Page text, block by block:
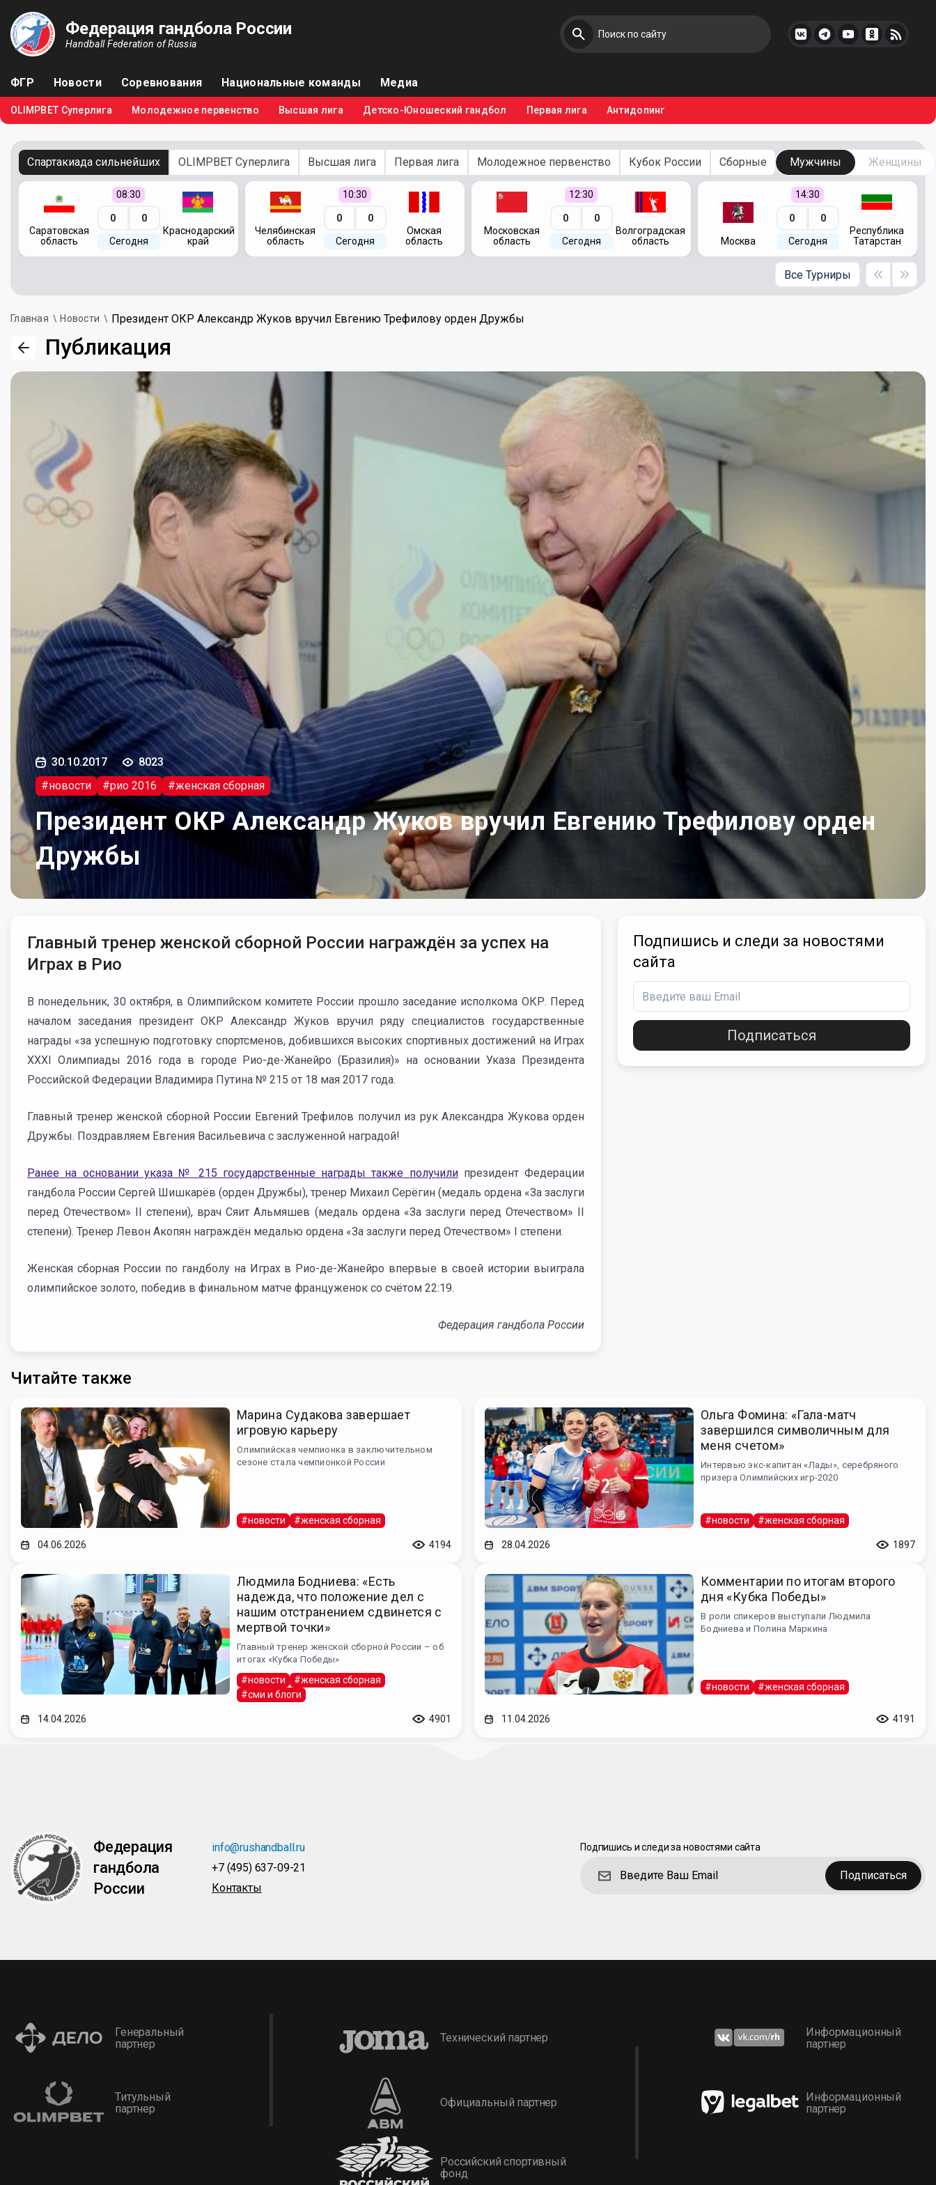
Федерация гандбола России
Handball Federation of Russia
ФГР Новости Соревнования Национальные команды Медиа
OLIMPBET Суперлига Молодежное первенство Высшая лига Детско-Юношеский гандбол Первая лига Антидопинг
Спартакиада сильнейших OLIMPBET Суперлига Высшая лига Первая лига Молодежное первенство Кубок России Сборные Мужчины Женщины
Саратовская
область
08:30
0 0
Сегодня
Краснодарский
край
Челябинская
область
10:30
0 0
Сегодня
Омская
область
Московская
область
12:30
0 0
Сегодня
Волгоградская
область
Москва
14:30
0 0
Сегодня
Республика
Татарстан
Все Турниры
Главная Новости Президент ОКР Александр Жуков вручил Евгению Трефилову орден Дружбы
Публикация
30.10.2017
8023
#новости
#рио 2016 #женская сборная
Президент ОКР Александр Жуков вручил Евгению Трефилову орден
Дружбы
Главный тренер женской сборной России награждён за успех на
Играх в Рио
В понедельник, 30 октября, в Олимпийском комитете России прошло заседание исполкома ОКР. Перед
началом заседания президент ОКР Александр Жуков вручил ряду специалистов государственные
награды «за успешную подготовку спортсменов, добившихся высоких спортивных достижений на Играх
XXXI Олимпиады 2016 года в городе Рио-де-Жанейро (Бразилия)» на основании Указа Президента
Российской Федерации Владимира Путина № 215 от 18 мая 2017 года.
Главный тренер женской сборной России Евгений Трефилов получил из рук Александра Жукова орден
Дружбы. Поздравляем Евгения Васильевича с заслуженной наградой!
Ранее на основании указа № 215 государственные награды также получилипрезидент Федерации
гандбола России Сергей Шишкарёв (орден Дружбы), тренер Михаил Серёгин (медаль ордена «За заслуги
перед Отечеством» II степени), врач Сяит Альмяшев (медаль ордена «За заслуги перед Отечеством» II
степени). Тренер Левон Акопян награждён медалью ордена «За заслуги перед Отечеством» I степени.
Женская сборная России по гандболу на Играх в Рио-де-Жанейро впервые в своей истории выиграла
олимпийское золото, победив в финальном матче француженок со счётом 22:19.
Федерация гандбола России
Подпишись и следи за новостями
сайта
Подписаться
Читайте также
Марина Судакова завершает
игровую карьеру
Олимпийская чемпионка в заключительном
сезоне стала чемпионкой России
#новости #женская сборная
04.06.2026 4194
Ольга Фомина: «Гала-матч
завершился символичным для
меня счетом»
Интервью экс-капитан «Лады», серебряного
призера Олимпийских игр-2020
#новости #женская сборная
28.04.2026 1897
Людмила Бодниева: «Есть
надежда, что положение дел с
нашим отстранением сдвинется с
мертвой точки»
Главный тренер женской сборной России – об
итогах «Кубка Победы»
#новости
#женская сборная
#сми и блоги
14.04.2026 4901
Комментарии по итогам второго
дня «Кубка Победы»
В роли спикеров выступали Людмила
Бодниева и Полина Маркина
#новости #женская сборная
11.04.2026 4191
Федерация
гандбола
России
info@rushandball.ru
+7 (495) 637-09-21
Контакты
Подпишись и следи за новостями сайта
Подписаться
Генеральный
партнер
Титульный
партнер
Технический партнер
Официальный партнер
Российский спортивный
фонд
Информационный
партнер
Информационный
партнер